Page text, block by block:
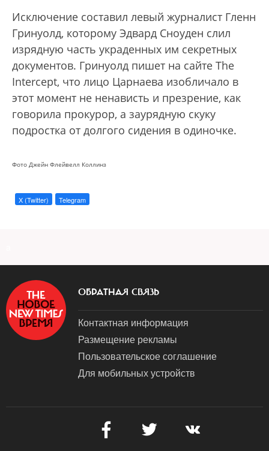
Исключение составил левый журналист Гленн
Гринуолд, которому Эдвард Сноуден слил
изрядную часть украденных им секретных
документов. Гринуолд пишет на сайте The
Intercept, что лицо Царнаева изобличало в
этот момент не ненависть и презрение, как
говорила прокурор, а заурядную скуку
подростка от долгого сидения в одиночке.
Фото Джейн Флейвелл Коллинз
X (Twitter) Telegram
ОБРАТНАЯ СВЯЗЬ
Контактная информация
Размещение рекламы
Пользовательское соглашение
Для мобильных устройств